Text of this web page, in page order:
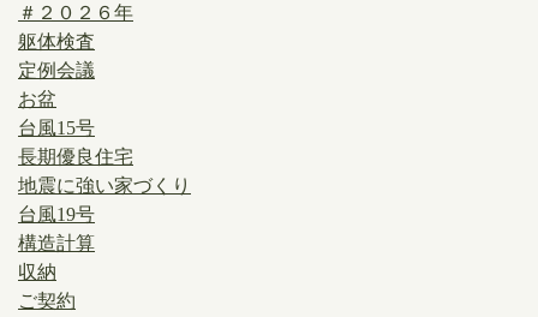
＃２０２６年
躯体検査
定例会議
お盆
台風15号
長期優良住宅
地震に強い家づくり
台風19号
構造計算
収納
ご契約